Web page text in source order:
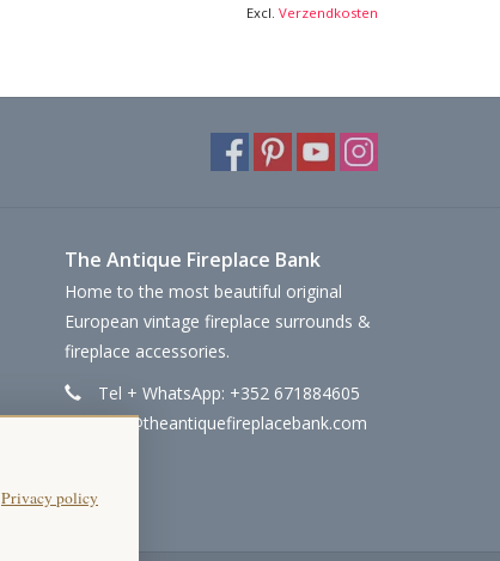
Excl. Verzendkosten
The Antique Fireplace Bank
Home to the most beautiful original
European vintage fireplace surrounds &
fireplace accessories.
Tel + WhatsApp: +352 671884605
info@theantiquefireplacebank.com
Privacy policy